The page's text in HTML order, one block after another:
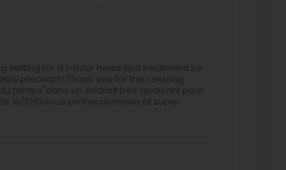
setting for a 1-hour head spa treatment by
pleasant! Thank you for this relaxing
temps"dans un endroit très apaisant pour
10/10!Douce,professionnelle et super